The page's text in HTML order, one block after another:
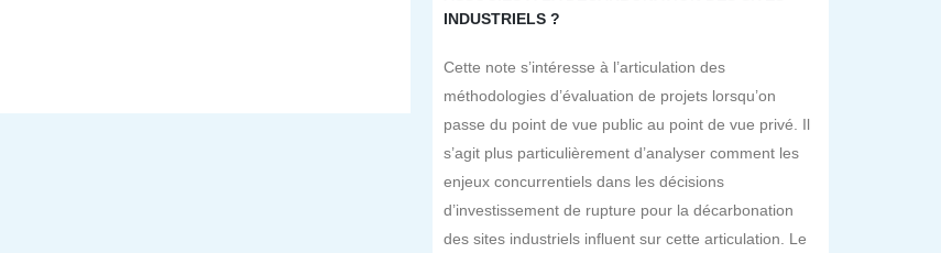
INDUSTRIELS ?
Cette note s’intéresse à l’articulation des
méthodologies d’évaluation de projets lorsqu’on
passe du point de vue public au point de vue privé. Il
s’agit plus particulièrement d’analyser comment les
enjeux concurrentiels dans les décisions
d’investissement de rupture pour la décarbonation
des sites industriels influent sur cette articulation. Le